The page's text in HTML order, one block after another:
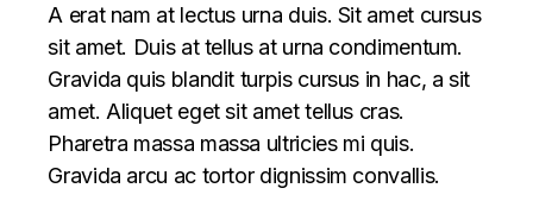
A erat nam at lectus urna duis. Sit amet cursus
sit amet. Duis at tellus at urna condimentum.
Gravida quis blandit turpis cursus in hac, a sit
amet. Aliquet eget sit amet tellus cras.
Pharetra massa massa ultricies mi quis.
Gravida arcu ac tortor dignissim convallis.